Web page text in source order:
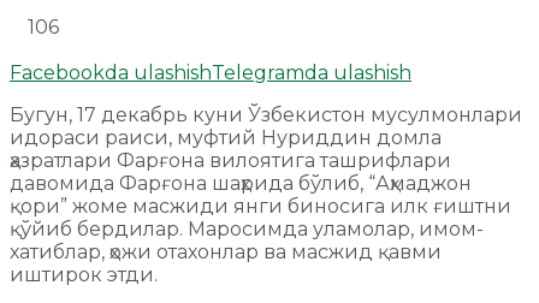
106
Facebookda ulashishTelegramda ulashish
Бугун, 17 декабрь куни Ўзбекистон мусулмонлари
идораси раиси, муфтий Нуриддин домла
ҳазратлари Фарғона вилоятига ташрифлари
давомида Фарғона шаҳрида бўлиб, “Аҳмаджон
қори” жоме масжиди янги биносига илк ғиштни
қўйиб бердилар. Маросимда уламолар, имом-
хатиблар, ҳожи отахонлар ва масжид қавми
иштирок этди.